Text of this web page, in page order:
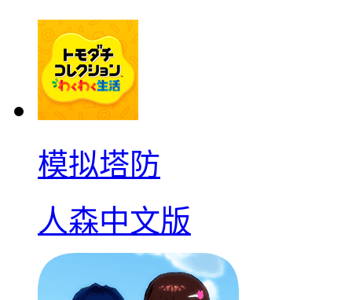
模拟塔防
人森中文版